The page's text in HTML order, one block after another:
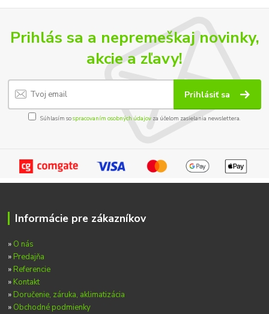
Prihlás sa a nepremeškaj novinky,
akcie a zľavy!
Prihlásiť sa
Súhlasím sospracovaním osobných údajov za účelom zasielania newslettera.
Informácie pre zákazníkov
» O nás
» Predajňa
» Referencie
» Kontakt
» Doručenie, záruka, aklimatizácia
» Obchodné podmienky